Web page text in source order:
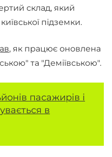
склад, який
підземки.
, як працює оновлена
та "Деміївською".
пасажирів і
в